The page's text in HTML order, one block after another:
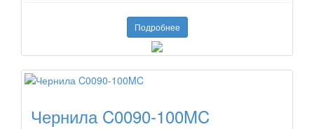
Подробнее
Чернила C0090-100MC